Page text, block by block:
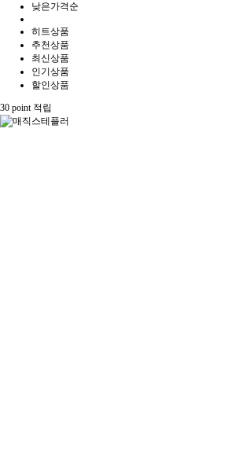
낮은가격순
히트상품
추천상품
최신상품
인기상품
할인상품
30 point적립